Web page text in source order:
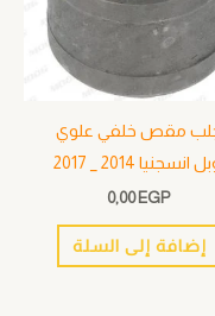
مقص خلفي علوي
انسجنيا 2014 _ 2017
0,00 EGP
إضافة إلى السلة